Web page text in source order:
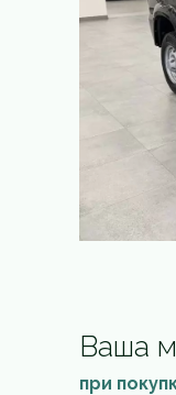
Ваша
при